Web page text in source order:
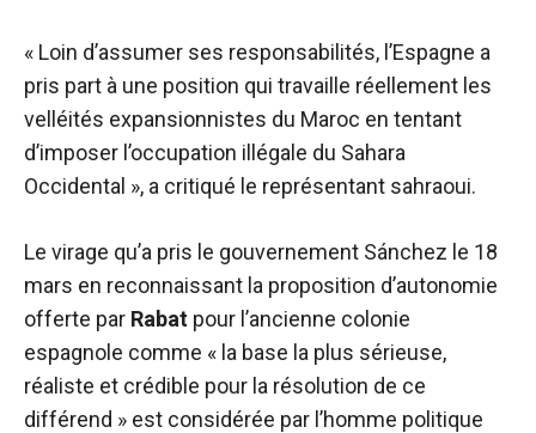
« Loin d’assumer ses responsabilités, l’Espagne a
pris part à une position qui travaille réellement les
velléités expansionnistes du Maroc en tentant
d’imposer l’occupation illégale du Sahara
Occidental », a critiqué le représentant sahraoui.
Le virage qu’a pris le gouvernement Sánchez le 18
mars en reconnaissant la proposition d’autonomie
offerte par Rabat pour l’ancienne colonie
espagnole comme « la base la plus sérieuse,
réaliste et crédible pour la résolution de ce
différend » est considérée par l’homme politique